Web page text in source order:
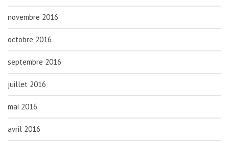
novembre 2016
octobre 2016
septembre 2016
juillet 2016
mai 2016
avril 2016